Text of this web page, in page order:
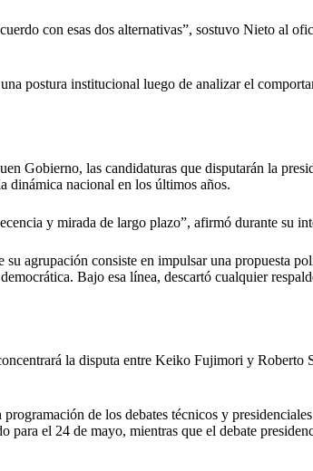
con esas dos alternativas”, sostuvo Nieto al
postura institucional luego de analizar el
Gobierno, las candidaturas que disputarán la
dinámica nacional en los últimos años.
y mirada de largo plazo”, afirmó durante su
agrupación consiste en impulsar una propuesta
Bajo esa línea, descartó cualquier
la disputa entre Keiko Fujimori y Roberto
de los debates técnicos y
para el 24 de mayo, mientras que el debate